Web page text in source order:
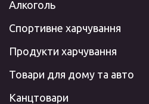
Алкоголь
Спортивне харчування
Продукти харчування
Товари для дому та авто
Канцтовари